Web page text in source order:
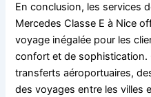
En conclusion, les services
Mercedes Classe E à Nice
voyage inégalée pour les
confort et de sophistication.
transferts aéroportuaires,
des voyages entre les villes